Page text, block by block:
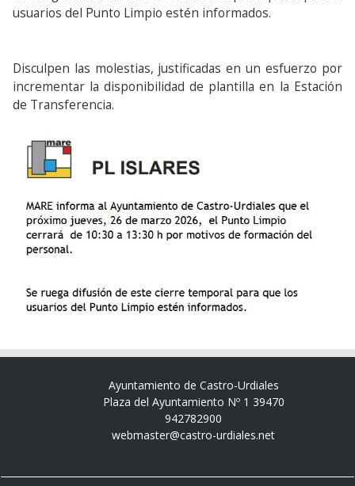
usuarios del Punto Limpio estén informados.
Disculpen las molestias, justificadas en un esfuerzo por
incrementar la disponibilidad de plantilla en la Estación
de Transferencia.
Ayuntamiento de Castro-Urdiales
Plaza del Ayuntamiento Nº 1 39470
942782900
webmaster@castro-urdiales.net